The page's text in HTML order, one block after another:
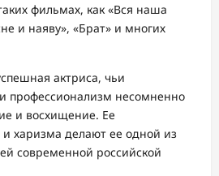
фильмах, как «Вся наша
и наяву», «Брат» и многих
актриса, чьи
профессионализм несомненно
и восхищение. Ее
харизма делают ее одной из
современной российской